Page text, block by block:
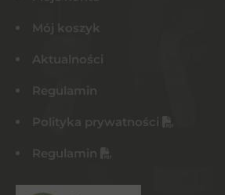
Mój koszyk
Aktualności
Regulamin
Polityka prywatności
Regulamin